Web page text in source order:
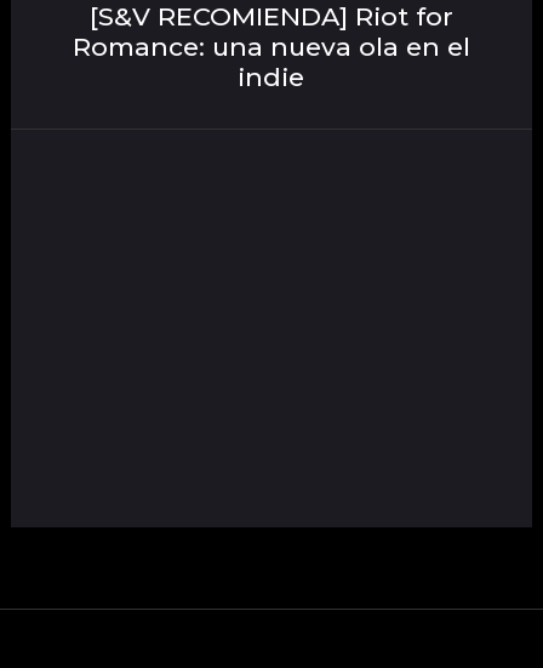
[S&V RECOMIENDA] Riot for
Romance: una nueva ola en el
indie